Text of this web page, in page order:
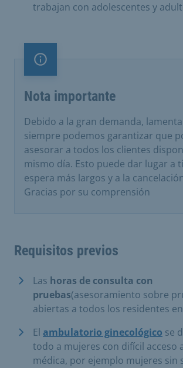
trabajan con adolescentes y
Nota importante
Nota importante
Debido a la gran demanda,
siempre podemos garantizar que
asesorar a todos los clientes
mismo día. Esto puede dar lugar a
espera más largos y a la
Gracias por su comprensión
Requisitos previos
Las horas de consulta con
pruebas(asesoramiento sobre
abiertas a todos los residentes
El ambulatorio ginecológico se
todo a mujeres con difícil acceso
médica, por ejemplo mujeres sin